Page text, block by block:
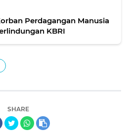
Perdagangan Manusia
KBRI
SHARE